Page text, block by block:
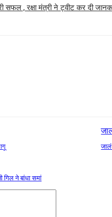
सफल , रक्षा मंत्री ने ट्वीट कर दी
गिल ने बांधा समां